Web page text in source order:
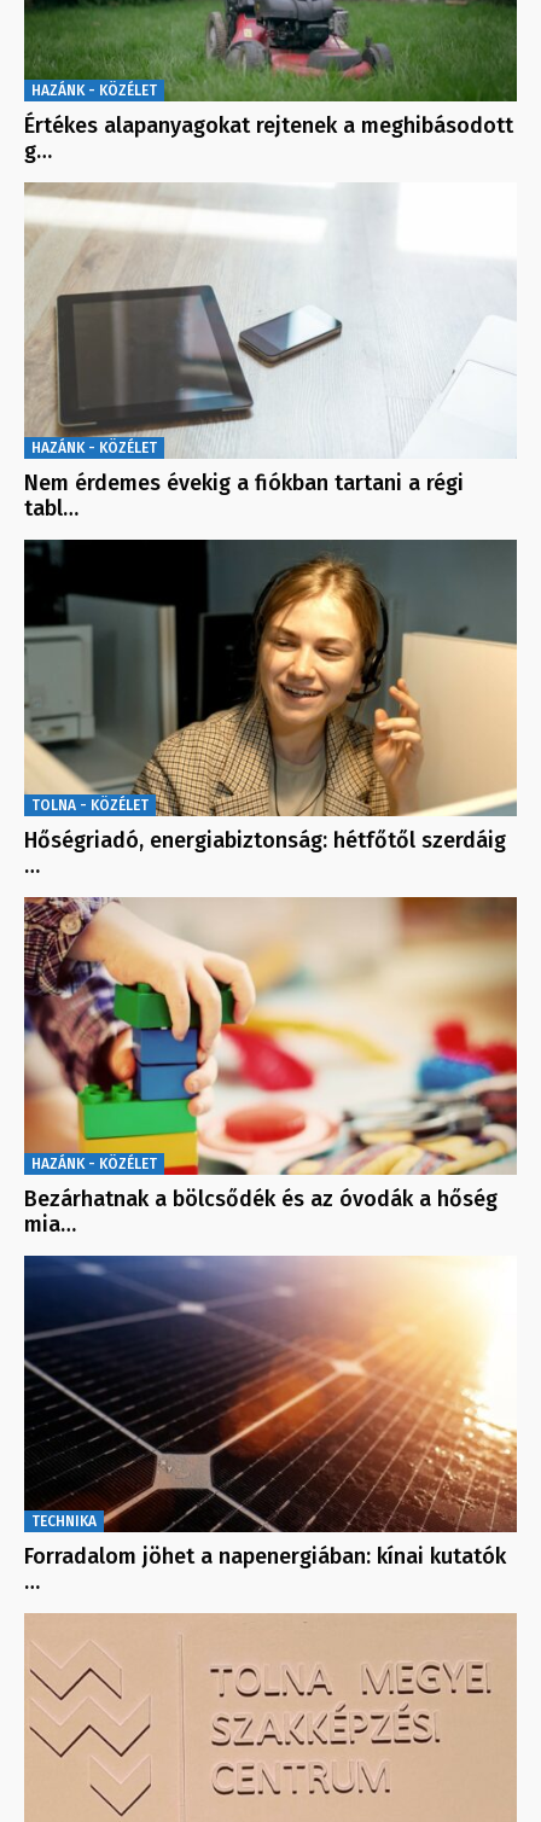
HAZÁNK - KÖZÉLET
Értékes alapanyagokat rejtenek a meghibásodott
g…
HAZÁNK - KÖZÉLET
Nem érdemes évekig a fiókban tartani a régi
tabl…
TOLNA - KÖZÉLET
Hőségriadó, energiabiztonság: hétfőtől szerdáig
…
HAZÁNK - KÖZÉLET
Bezárhatnak a bölcsődék és az óvodák a hőség
mia…
TECHNIKA
Forradalom jöhet a napenergiában: kínai kutatók
…